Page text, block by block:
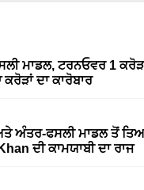
ਮਾਡਲ, ਟਰਨਓਵਰ 1
ਦਾ ਕਾਰੋਬਾਰ
ਅੰਤਰ-ਫਸਲੀ ਮਾਡਲ ਤੋਂ
ਦੀ ਕਾਮਯਾਬੀ ਦਾ ਰਾਜ